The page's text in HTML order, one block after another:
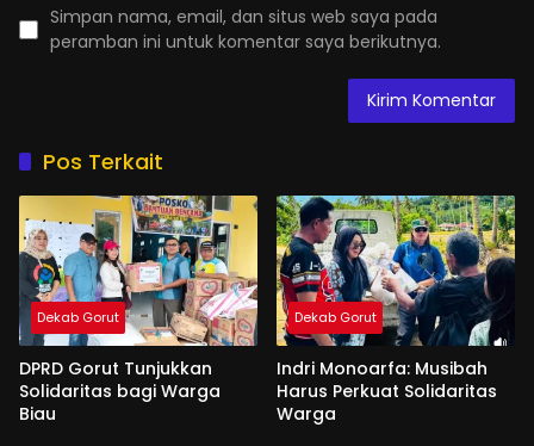
Simpan nama, email, dan situs web saya pada
peramban ini untuk komentar saya berikutnya.
Pos Terkait
Dekab Gorut
DPRD Gorut Tunjukkan
Solidaritas bagi Warga
Biau
Dekab Gorut
Indri Monoarfa: Musibah
Harus Perkuat Solidaritas
Warga